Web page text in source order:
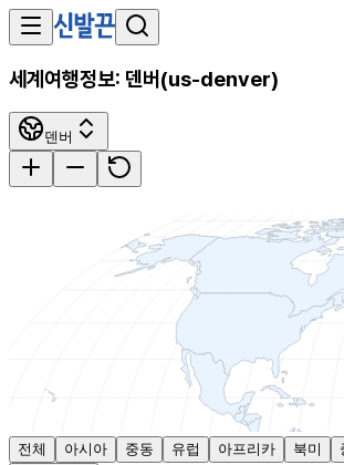
세계여행정보: 덴버 (us-denver)
덴버
전체 아시아 중동 유럽 아프리카 북미